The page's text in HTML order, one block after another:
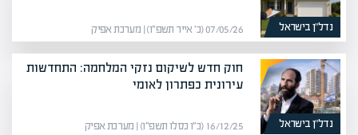
נדל”ן בישראל 07/05/26 (כ׳ אייר תשפ״ו) | מערכת אפיק
נדל”ן בישראל
חוק חדש לשיקום נזקי המלחמה: התחדשות
עירונית כפתרון לאומי
16/12/25 (כ״ו כסלו תשפ״ו) | מערכת אפיק